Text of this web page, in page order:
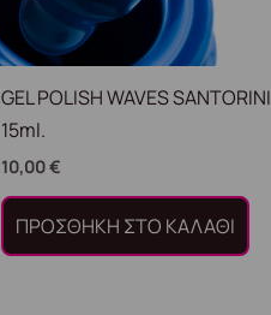
GEL POLISH WAVES SANTORINI
15ml.
10,00€
ΠΡΟΣΘΉΚΗ ΣΤΟ ΚΑΛΆΘΙ